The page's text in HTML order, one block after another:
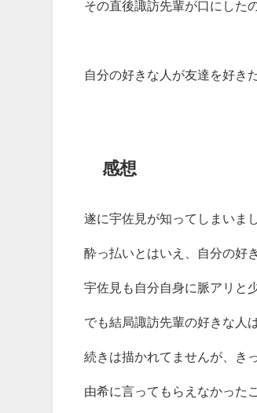
その直後諏訪先輩が口にした
自分の好きな人が友達を好き
感想
遂に宇佐見が知ってしまいま
酔っ払いとはいえ、自分の好
宇佐見も自分自身に脈アリと
でも結局諏訪先輩の好きな人
続きは描かれてませんが、き
由希に言ってもらえなかった